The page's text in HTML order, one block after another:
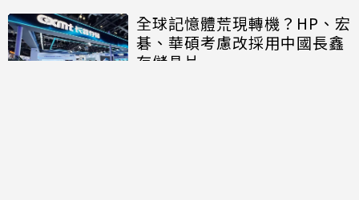
全球記憶體荒現轉機？HP、宏
碁、華碩考慮改採用中國長鑫
存儲晶片